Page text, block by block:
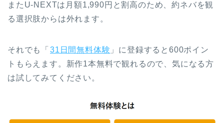
またU-NEXTは月額1,990円と割高のため、約ネバを観
る選択肢からは外れます。
それでも「 31日間無料体験 」に登録すると600ポイン
トもらえます。新作1本無料で観れるので、気になる方
は試してみてください。